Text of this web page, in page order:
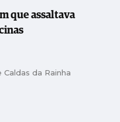
que assaltava
da Rainha